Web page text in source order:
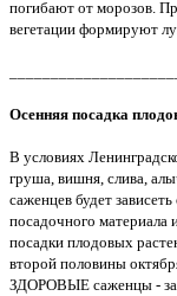
погибают от морозов.
вегетации формируют
Осенняя посадка
В условиях
груша, вишня, слива,
саженцев будет
посадочного материала
посадки плодовых
второй половины
ЗДОРОВЫЕ саженцы -